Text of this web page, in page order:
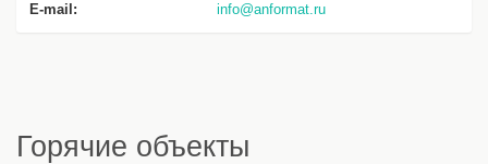
E-mail: info@anformat.ru
Горячие объекты